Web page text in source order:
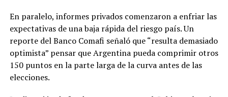
En paralelo, informes privados comenzaron a enfriar las
expectativas de una baja rápida del riesgo país. Un
reporte del Banco Comafi señaló que “resulta demasiado
optimista” pensar que Argentina pueda comprimir otros
150 puntos en la parte larga de la curva antes de las
elecciones.